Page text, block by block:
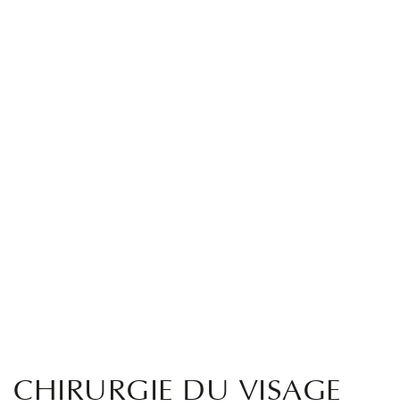
CHIRURGIE DU VISAGE